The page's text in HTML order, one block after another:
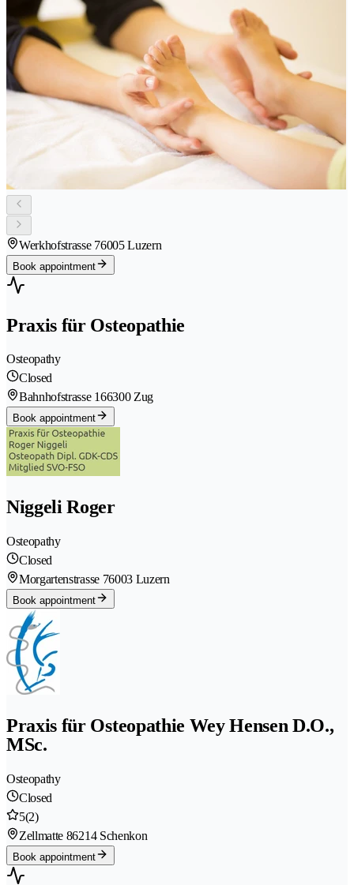
Werkhofstrasse 76005 Luzern
Book appointment
Praxis für Osteopathie
Osteopathy
Closed
Bahnhofstrasse 166300 Zug
Book appointment
Niggeli Roger
Osteopathy
Closed
Morgartenstrasse 76003 Luzern
Book appointment
Praxis für Osteopathie Wey Hensen D.O.,
MSc.
Osteopathy
Closed
5(2)
Zellmatte 86214 Schenkon
Book appointment